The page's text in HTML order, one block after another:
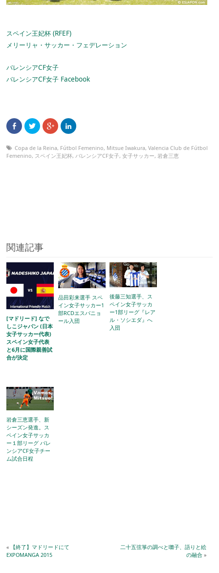
スペイン王妃杯 (RFEF)
メリーリャ・サッカー・フェデレーション
バレンシアCF女子
バレンシアCF女子 Facebook
Copa de la Reina, Fútbol Femenino, Mitsue Iwakura,Valencia Club de Fútbol
Femenino, スペイン王妃杯, バレンシアCF女子,女子サッカー, 岩倉三恵
関連記事
[マドリード] なで
しこジャパン (日本
女子サッカー代表)
スペイン女子代表
と6月に国際親善試
合が決定
品田彩来選手 スペ
イン女子サッカー1
部RCDエスパニョ
ール入団
後藤三知選手、ス
ペイン女子サッカ
ー1部リーグ『レア
ル・ソシエダ』へ
入団
岩倉三恵選手、新
シーズン発進。ス
ペイン女子サッカ
ー１部リーグ バレ
ンシアCF女子チー
ム試合日程
« 【終了】マドリードにて
EXPOMANGA 2015
二十五弦箏の調べと囃子、語りと絵
の融合»